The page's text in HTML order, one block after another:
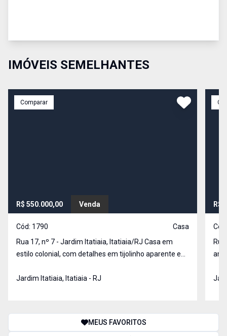
IMÓVEIS SEMELHANTES
Comparar
R$ 550.000,00 Venda
Cód: 1790
Casa
Rua 17, nº 7 - Jardim Itatiaia, Itatiaia/RJ Casa em
estilo colonial, com detalhes em tijolinho aparente e
aconchegantes. No primeiro pavimento, o imóvel
Jardim Itatiaia, Itatiaia - RJ
R$
Rua
MEUS FAVORITOS